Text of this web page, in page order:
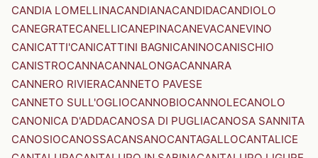
CANDIA LOMELLINACANDIANACANDIDACANDIOLO
CANEGRATECANELLICANEPINACANEVACANEVINO
CANICATTI'CANICATTINI BAGNICANINOCANISCHIO
CANISTROCANNACANNALONGACANNARA
CANNERO RIVIERACANNETO PAVESE
CANNETO SULL'OGLIOCANNOBIOCANNOLECANOLO
CANONICA D'ADDACANOSA DI PUGLIACANOSA SANNITA
CANOSIOCANOSSACANSANOCANTAGALLOCANTALICE